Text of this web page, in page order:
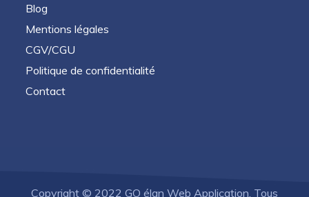
Blog
Mentions légales
CGV/CGU
Politique de confidentialité
Contact
Copyright © 2022 GO élan Web Application. Tous